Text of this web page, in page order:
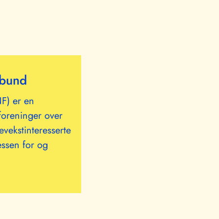
er en
over
for og